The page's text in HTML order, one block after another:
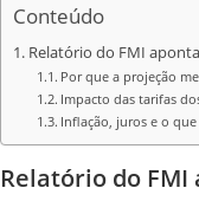
Conteúdo
Relatório do FMI
Por que a projeção
Impacto das tarifas
Inflação, juros e o
Relatório do